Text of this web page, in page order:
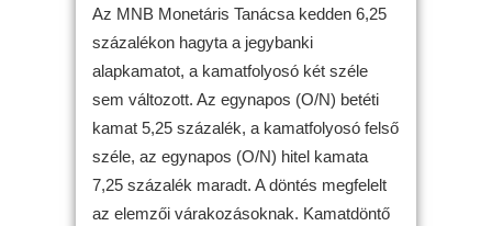
Az MNB Monetáris Tanácsa kedden 6,25
százalékon hagyta a jegybanki
alapkamatot, a kamatfolyosó két széle
sem változott. Az egynapos (O/N) betéti
kamat 5,25 százalék, a kamatfolyosó felső
széle, az egynapos (O/N) hitel kamata
7,25 százalék maradt. A döntés megfelelt
az elemzői várakozásoknak. Kamatdöntő